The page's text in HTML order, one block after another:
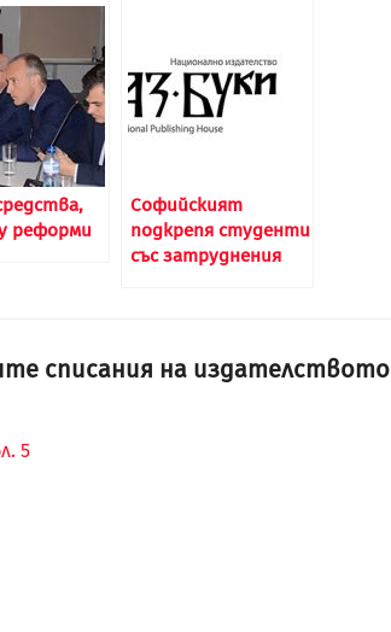
реформи
Софийският
подкрепя студенти
със затруднения
списания на издателството
5